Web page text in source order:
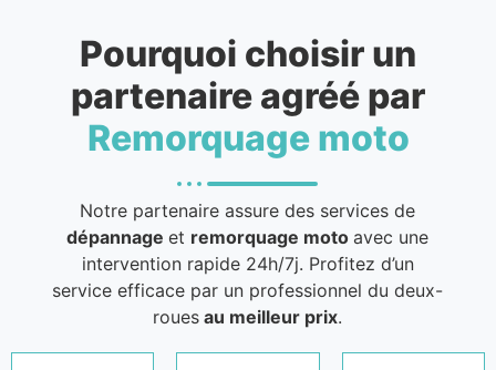
Pourquoi choisir un
partenaire agréé par
Remorquage moto
Notre partenaire assure des services de
dépannageet remorquage motoavec une
intervention rapide 24h/7j. Profitez d’un
service efficace par un professionnel du deux-
roues au meilleur prix.